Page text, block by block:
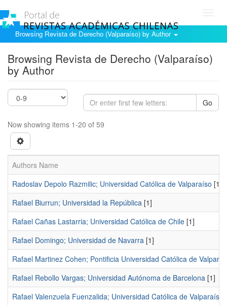
Browsing Revista de Derecho (Valparaíso) by Author
Browsing Revista de Derecho (Valparaíso)
by Author
Go
Now showing items 1-20 of 59
Authors Name
Radoslav Depolo Razmilic; Universidad Católica de Valparaíso [1]
Rafael Biurrun; Universidad la República [1]
Rafael Cañas Lastarria; Universidad Católica de Chile [1]
Rafael Domingo; Universidad de Navarra [1]
Rafael Martinez Cohen; Pontificia Universidad Católica de
Rafael Rebollo Vargas; Universidad Autónoma de Barcelona [1]
Rafael Valenzuela Fuenzalida; Universidad Católica de Valparaíso